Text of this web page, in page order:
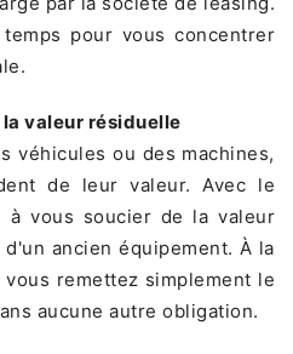
pour vous concentrer
valeur résiduelle
véhicules ou des machines,
de leur valeur. Avec le
à vous soucier de la valeur
ancien équipement. À la
remettez simplement le
aucune autre obligation.